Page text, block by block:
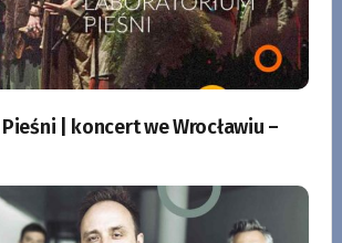
| koncert we Wrocławiu –